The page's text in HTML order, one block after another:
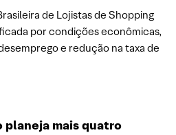
de Lojistas de Shopping
por condições econômicas,
e redução na taxa de
planeja mais quatro